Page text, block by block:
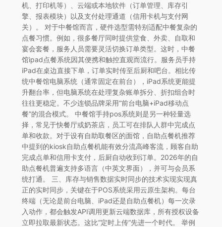
机、打印机等）、云端或本地软件（订单管理、库存引
擎、报表模块）以及支付处理通道（信用卡机与支付网
关）。 对于中餐馆而言，硬件选型需特别适配中餐复杂的
点餐习惯。例如，很多餐厅同时提供堂食、外卖、自取和
宴会套餐，服务人员需要灵活切换订单类型。这时，中餐
馆ipad点餐系统因其便携和触控直观而流行。服务员手持
iPad在桌边直接下单，订单实时传至后厨和吧台。相比传
统中餐馆电脑系统（通常固定在前台），iPad系统更能提
升翻台率，但电脑系统在处理复杂账单拆分、折扣组合时
往往更稳定。不少连锁品牌采用“前台电脑+iPad移动点
餐”的混合模式。 中餐馆手持pos系统则是另一种轻量选
择，常见于快餐厅或奶茶店，员工可在排队人群中完成点
单和收款。对于设有自助取餐区的面馆，自助点餐机推荐
中提到的kiosk自助点餐机能有效分流高峰客流，顾客自助
完成点单和信用卡支付，后厨自动收到订单。2026年的自
助点餐机普遍支持多语言（中英文界面），并可与会员系
统打通。 三、库存与销售数据实时同步的技术实现实现真
正的实时同步，关键在于POS系统采用云原生架构。每台
终端（无论是前台电脑、iPad还是自助点餐机）每一次录
入动作，都会触发API调用更新云端数据库，所有授权设备
立即拉取最新状态。这比“定时上传”先进一个时代。 举例